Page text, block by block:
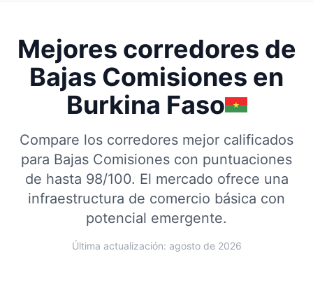
Mejores corredores de
Bajas Comisiones en
Burkina Faso
Compare los corredores mejor calificados
para Bajas Comisiones con puntuaciones
de hasta 98/100. El mercado ofrece una
infraestructura de comercio básica con
potencial emergente.
Última actualización: agosto de 2026